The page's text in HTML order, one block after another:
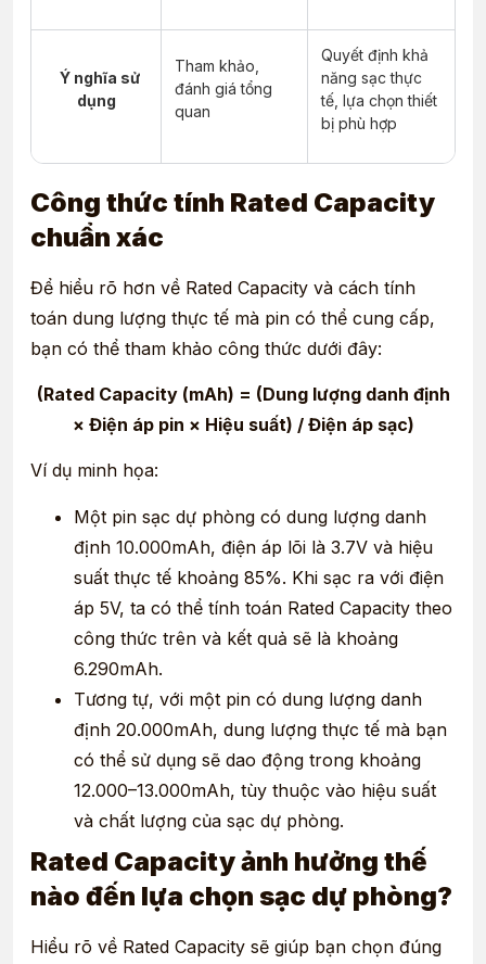
Ý nghĩa sử
dụng
Tham khảo,
đánh giá tổng
quan
Quyết định khả
năng sạc thực
tế, lựa chọn thiết
bị phù hợp
Công thức tính Rated Capacity
chuẩn xác
Để hiểu rõ hơn về Rated Capacity và cách tính
toán dung lượng thực tế mà pin có thể cung cấp,
bạn có thể tham khảo công thức dưới đây:
(Rated Capacity (mAh) = (Dung lượng danh định
× Điện áp pin × Hiệu suất) / ​Điện áp sạc)
Ví dụ minh họa:
Một pin sạc dự phòng có dung lượng danh
định 10.000mAh, điện áp lõi là 3.7V và hiệu
suất thực tế khoảng 85%. Khi sạc ra với điện
áp 5V, ta có thể tính toán Rated Capacity theo
công thức trên và kết quả sẽ là khoảng
6.290mAh.
Tương tự, với một pin có dung lượng danh
định 20.000mAh, dung lượng thực tế mà bạn
có thể sử dụng sẽ dao động trong khoảng
12.000–13.000mAh, tùy thuộc vào hiệu suất
và chất lượng của sạc dự phòng.
Rated Capacity ảnh hưởng thế
nào đến lựa chọn sạc dự phòng?
Hiểu rõ về Rated Capacity sẽ giúp bạn chọn đúng